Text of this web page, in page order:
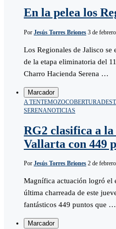
En la pelea los
Por Jesús Torres Briones 3 de
Los Regionales de Jalisco
de la etapa eliminatoria del
Charro Hacienda Serena …
Marcador
A TENTEMOZOCOBERTURA
SERENANOTICIAS
RG2 clasifica a
Vallarta con 449
Por Jesús Torres Briones 2 de
Magnífica actuación logró el
última charreada de este
fantásticos 449 puntos que …
Marcador